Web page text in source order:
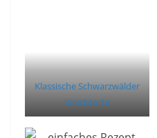
Klassische Schwarzwälder
Kirschtorte